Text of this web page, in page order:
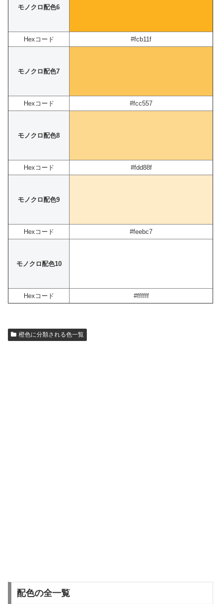
モノクロ配色6
Hexコード #fcb11f
モノクロ配色7
Hexコード #fcc557
モノクロ配色8
Hexコード #fdd88f
モノクロ配色9
Hexコード #feebc7
モノクロ配色10
Hexコード #ffffff
橙色に分類される色一覧
配色の全一覧